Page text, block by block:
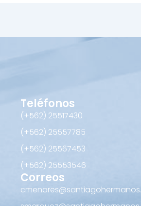
Teléfonos
(+562) 25517430‬
(+562) 25557785
(+562) 25567453‬
(+562) ‪25553546
Correos